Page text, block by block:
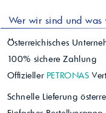
Wer wir sind und was
Österreichisches
100% sichere Zahlung
Offizieller PETRONAS
Schnelle Lieferung